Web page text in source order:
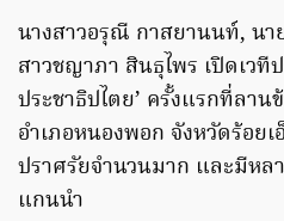
นางสาวอรุณี กาสยานนท์, น
สาวชญาภา สินธุไพร เปิดเวที
ประชาธิปไตย’ ครั้งแรกที่ลาน
อำเภอหนองพอก จังหวัดร้อย
ปราศรัยจำนวนมาก และมีห
แกนนำ